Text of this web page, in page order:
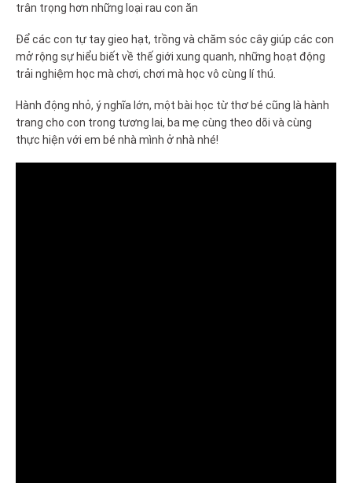
trân trọng hơn những loại rau con ăn
Để các con tự tay gieo hạt, trồng và chăm sóc cây giúp các con
mở rộng sự hiểu biết về thế giới xung quanh, những hoạt động
trải nghiệm học mà chơi, chơi mà học vô cùng lí thú.
Hành động nhỏ, ý nghĩa lớn, một bài học từ thơ bé cũng là hành
trang cho con trong tương lai, ba mẹ cùng theo dõi và cùng
thực hiện với em bé nhà mình ở nhà nhé!